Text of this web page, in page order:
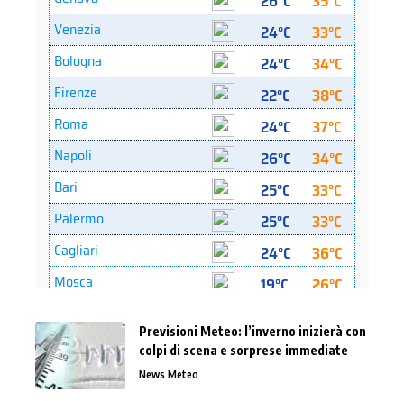
Previsioni Meteo: l’inverno inizierà con
colpi di scena e sorprese immediate
News Meteo